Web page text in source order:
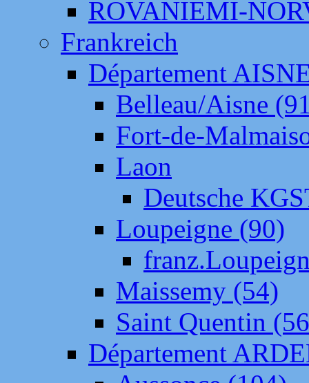
ROVANIEMI-
Frankreich
Département
Belleau/Aisne
Fort-de-
Laon
Deutsche
Loupeigne (90)
Maissemy (54)
Saint Quentin
Département